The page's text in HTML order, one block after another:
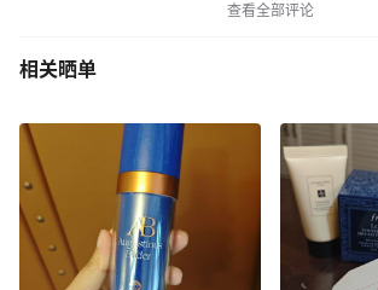
查看全部评论
相关晒单